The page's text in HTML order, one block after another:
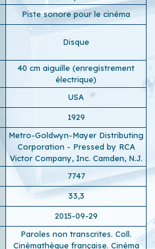
Piste sonore pour le cinéma
Disque
40 cm aiguille (enregistrement
électrique)
USA
1929
Metro-Goldwyn-Mayer Distributing
Corporation - Pressed by RCA
Victor Company, Inc. Camden, N.J.
7747
33,3
2015-09-29
Paroles non transcrites. Coll.
Cinémathèque française. Cinéma